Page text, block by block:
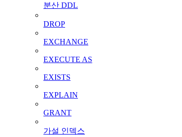
분산 DDL
DROP
EXCHANGE
EXECUTE AS
EXISTS
EXPLAIN
GRANT
가설 인덱스